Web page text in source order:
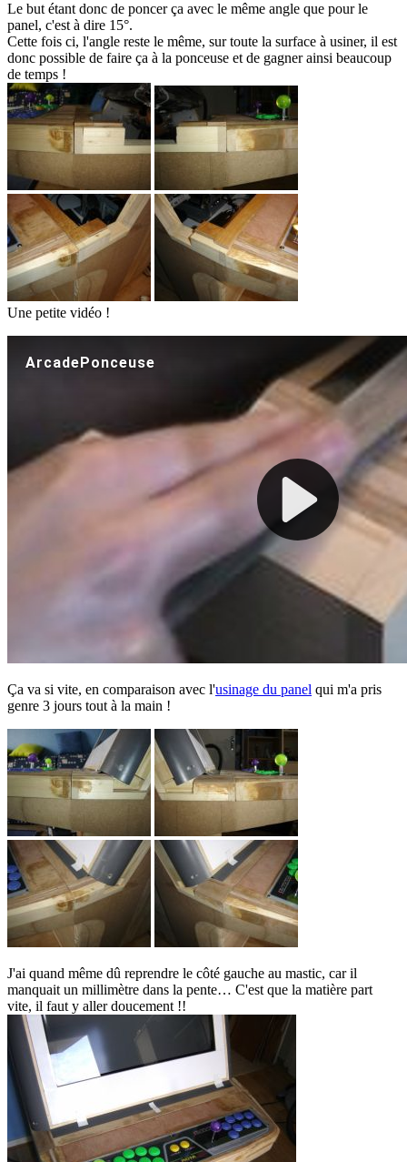
Le but étant donc de poncer ça avec le même angle que pour le
panel, c'est à dire 15°.
Cette fois ci, l'angle reste le même, sur toute la surface à usiner, il est
donc possible de faire ça à la ponceuse et de gagner ainsi beaucoup
de temps !
Une petite vidéo !
Ça va si vite, en comparaison avec l'usinage du panel qui m'a pris
genre 3 jours tout à la main !
J'ai quand même dû reprendre le côté gauche au mastic, car il
manquait un millimètre dans la pente… C'est que la matière part
vite, il faut y aller doucement !!